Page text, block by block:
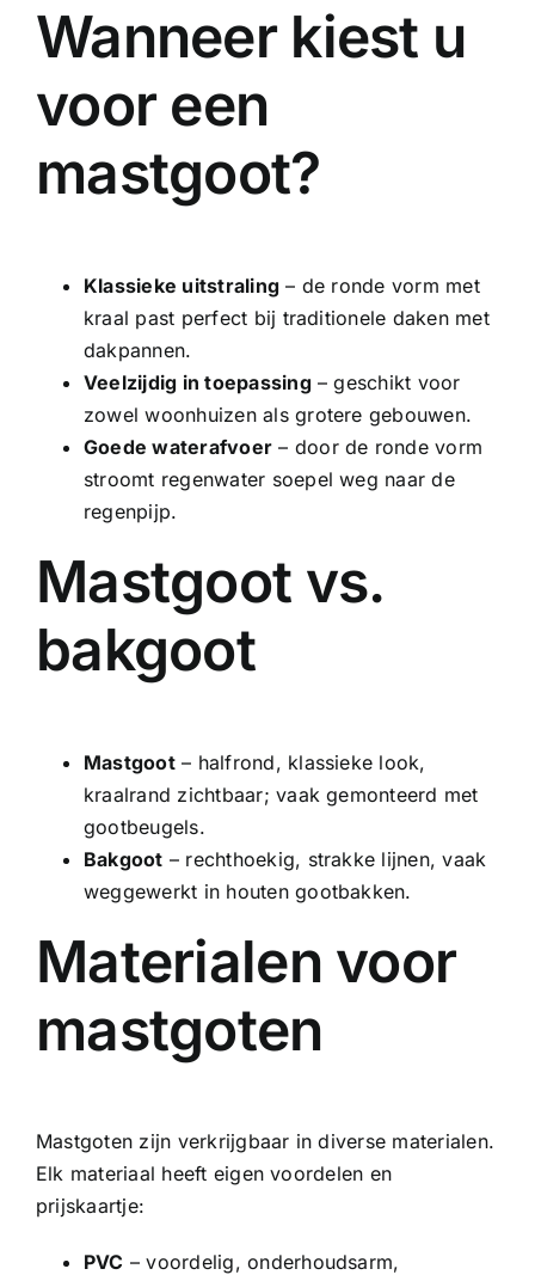
Wanneer kiest u
voor een
mastgoot?
Klassieke uitstraling – de ronde vorm met
kraal past perfect bij traditionele daken met
dakpannen.
Veelzijdig in toepassing– geschikt voor
zowel woonhuizen als grotere gebouwen.
Goede waterafvoer – door de ronde vorm
stroomt regenwater soepel weg naar de
regenpijp.
Mastgoot vs.
bakgoot
Mastgoot– halfrond, klassieke look,
kraalrand zichtbaar; vaak gemonteerd met
gootbeugels.
Bakgoot – rechthoekig, strakke lijnen, vaak
weggewerkt in houten gootbakken.
Materialen voor
mastgoten
Mastgoten zijn verkrijgbaar in diverse materialen.
Elk materiaal heeft eigen voordelen en
prijskaartje:
PVC – voordelig, onderhoudsarm,